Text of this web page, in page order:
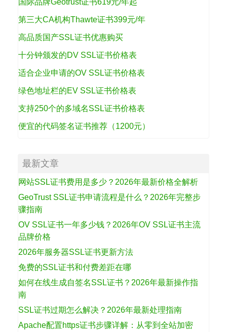
国际品牌Geotrust证书619元/年起
第三大CA机构Thawte证书399元/年
高品质国产SSL证书优惠购买
十分钟颁发的DV SSL证书价格表
适合企业申请的OV SSL证书价格表
绿色地址栏的EV SSL证书价格表
支持250个的多域名SSL证书价格表
便宜的代码签名证书推荐（1200元）
最新文章
网站SSL证书费用是多少？2026年最新价格全解析
GeoTrust SSL证书申请流程是什么？2026年完整步
骤指南
OV SSL证书一年多少钱？2026年OV SSL证书主流
品牌价格
2026年服务器SSL证书更新方法
免费的SSL证书和付费差距在哪
如何在线生成自签名SSL证书？2026年最新操作指
南
SSL证书过期怎么解决？2026年最新处理指南
Apache配置https证书步骤详解：从零到全站加密